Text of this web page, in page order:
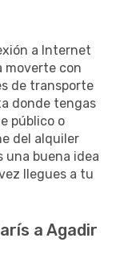
a Internet
moverte con
de transporte
donde tengas
público o
del alquiler
una buena idea
llegues a tu
a Agadir